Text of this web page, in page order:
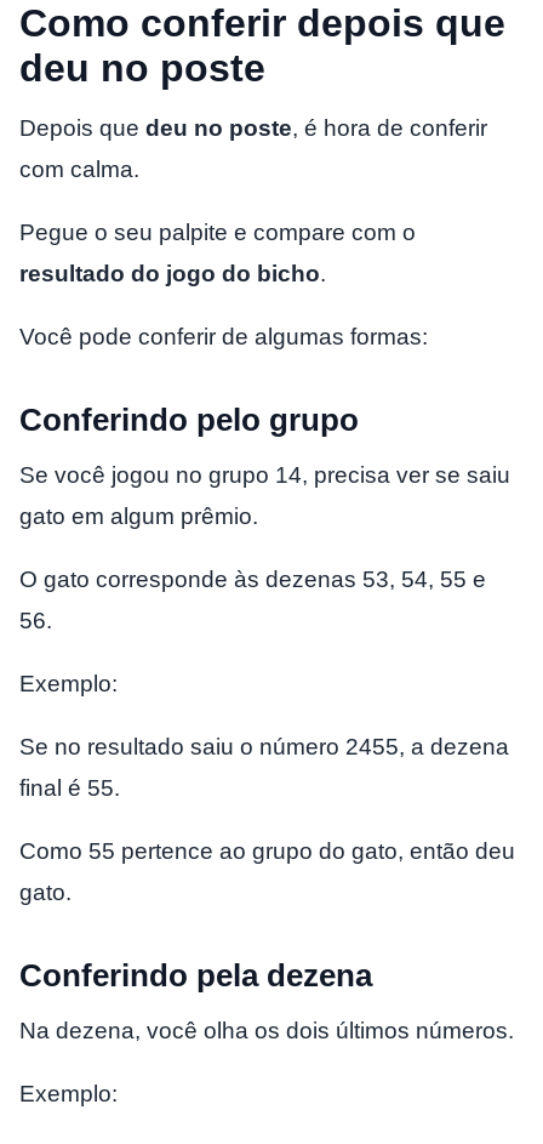
Como conferir depois que
deu no poste
Depois que deu no poste, é hora de conferir
com calma.
Pegue o seu palpite e compare com o
resultado do jogo do bicho.
Você pode conferir de algumas formas:
Conferindo pelo grupo
Se você jogou no grupo 14, precisa ver se saiu
gato em algum prêmio.
O gato corresponde às dezenas 53, 54, 55 e
56.
Exemplo:
Se no resultado saiu o número 2455, a dezena
final é 55.
Como 55 pertence ao grupo do gato, então deu
gato.
Conferindo pela dezena
Na dezena, você olha os dois últimos números.
Exemplo: